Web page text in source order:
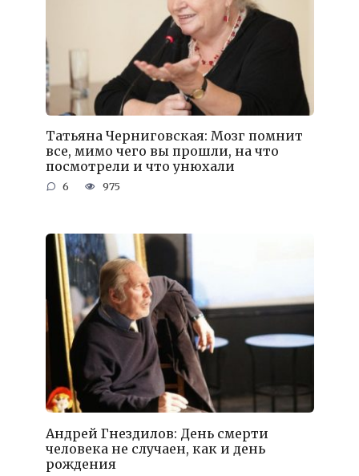
Татьяна Черниговская: Мозг помнит
все, мимо чего вы прошли, на что
посмотрели и что унюхали
6 975
Андрей Гнездилов: День смерти
человека не случаен, как и день
рождения